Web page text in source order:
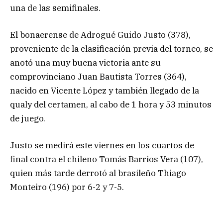
una de las semifinales.
El bonaerense de Adrogué Guido Justo (378),
proveniente de la clasificación previa del torneo, se
anotó una muy buena victoria ante su
comprovinciano Juan Bautista Torres (364),
nacido en Vicente López y también llegado de la
qualy del certamen, al cabo de 1 hora y 53 minutos
de juego.
Justo se medirá este viernes en los cuartos de
final contra el chileno Tomás Barrios Vera (107),
quien más tarde derrotó al brasileño Thiago
Monteiro (196) por 6-2 y 7-5.